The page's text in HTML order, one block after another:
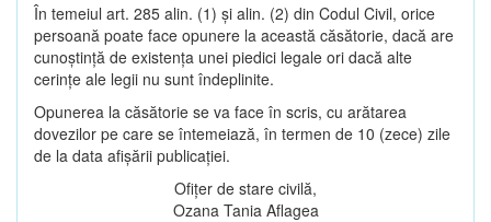
În temeiul art. 285 alin. (1) și alin. (2) din Codul Civil, orice
persoană poate face opunere la această căsătorie, dacă are
cunoștință de existența unei piedici legale ori dacă alte
cerințe ale legii nu sunt îndeplinite.
Opunerea la căsătorie se va face în scris, cu arătarea
dovezilor pe care se întemeiază, în termen de 10 (zece) zile
de la data afișării publicației.
Ofițer de stare civilă,
Ozana Tania Aflagea